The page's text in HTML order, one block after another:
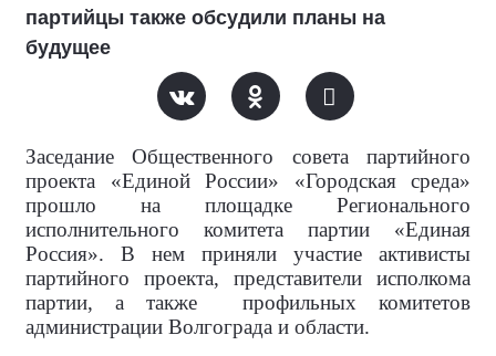
партийцы также обсудили планы на
будущее
Заседание Общественного совета партийного
проекта «Единой России» «Городская среда»
прошло на площадке Регионального
исполнительного комитета партии «Единая
Россия». В нем приняли участие активисты
партийного проекта, представители исполкома
партии, а также
профильных комитетов
администрации Волгограда и области.